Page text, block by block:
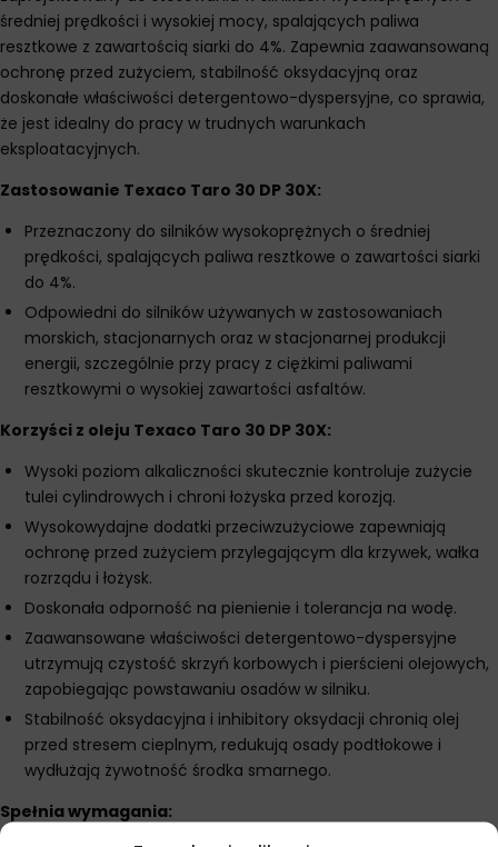
średniej prędkości i wysokiej mocy, spalających paliwa
resztkowe z zawartością siarki do 4%. Zapewnia zaawansowaną
ochronę przed zużyciem, stabilność oksydacyjną oraz
doskonałe właściwości detergentowo-dyspersyjne, co sprawia,
że jest idealny do pracy w trudnych warunkach
eksploatacyjnych.
Zastosowanie Texaco Taro 30 DP 30X:
Przeznaczony do silników wysokoprężnych o średniej
prędkości, spalających paliwa resztkowe o zawartości siarki
do 4%.
Odpowiedni do silników używanych w zastosowaniach
morskich, stacjonarnych oraz w stacjonarnej produkcji
energii, szczególnie przy pracy z ciężkimi paliwami
resztkowymi o wysokiej zawartości asfaltów.
Korzyści z oleju Texaco Taro 30 DP 30X:
Wysoki poziom alkaliczności skutecznie kontroluje zużycie
tulei cylindrowych i chroni łożyska przed korozją.
Wysokowydajne dodatki przeciwzużyciowe zapewniają
ochronę przed zużyciem przylegającym dla krzywek, wałka
rozrządu i łożysk.
Doskonała odporność na pienienie i tolerancja na wodę.
Zaawansowane właściwości detergentowo-dyspersyjne
utrzymują czystość skrzyń korbowych i pierścieni olejowych,
zapobiegając powstawaniu osadów w silniku.
Stabilność oksydacyjna i inhibitory oksydacji chronią olej
przed stresem cieplnym, redukują osady podtłokowe i
wydłużają żywotność środka smarnego.
Spełnia wymagania: